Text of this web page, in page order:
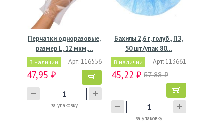
Перчатки одноразовые,
размер L, 12 мкм,…
В наличии Арт: 116556
47,95 ₽
за упаковку
Бахилы 2,6 г, голуб., ПЭ,
50 шт/упак 80…
В наличии Арт: 113661
45,22 ₽ 57,83 ₽
за упаковку